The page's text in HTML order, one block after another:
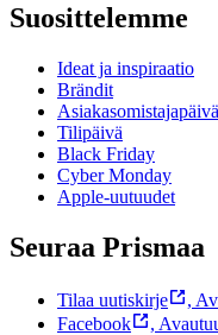
Suosittelemme
Ideat ja inspiraatio
Brändit
Tilipäivä
Black Friday
Cyber Monday
Apple-uutuudet
Seuraa Prismaa
Tilaa uutiskirje ,
Facebook
,